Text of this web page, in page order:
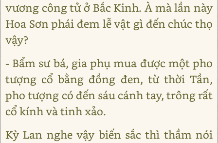
vương công tử ở Bắc Kinh. À mà lần này
Hoa Sơn phái đem lễ vật gì đến chúc thọ
vậy?
- Bẩm sư bá, gia phụ mua được một pho
tượng cổ bằng đồng đen, từ thời Tần,
pho tượng có đến sáu cánh tay, trông rất
cổ kính và tinh xảo.
Kỳ Lan nghe vậy biến sắc thì thầm nói